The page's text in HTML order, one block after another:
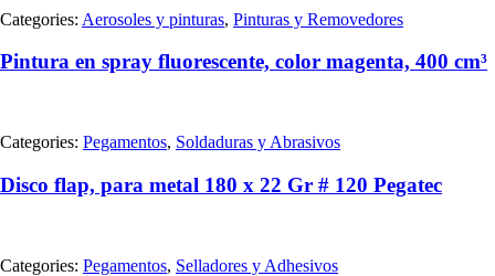
Categories: Aerosoles y pinturas, Pinturas y Removedores
Pintura en spray fluorescente, color magenta, 400 cm³
Categories: Pegamentos, Soldaduras y Abrasivos
Disco flap, para metal 180 x 22 Gr # 120 Pegatec
Categories: Pegamentos, Selladores y Adhesivos